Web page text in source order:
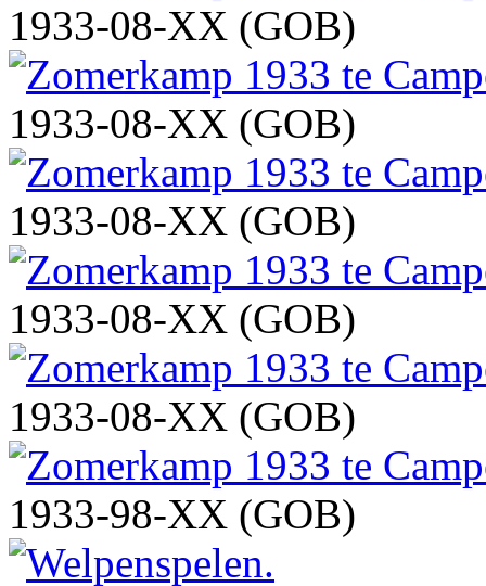
1933-08-XX (GOB)
1933-08-XX (GOB)
1933-08-XX (GOB)
1933-08-XX (GOB)
1933-08-XX (GOB)
1933-98-XX (GOB)